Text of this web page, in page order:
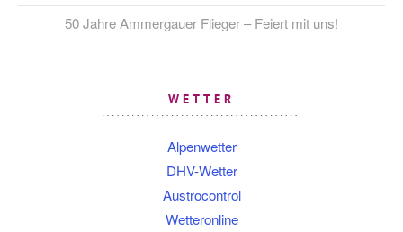
50 Jahre Ammergauer Flieger – Feiert mit uns!
WETTER
Alpenwetter
DHV-Wetter
Austrocontrol
Wetteronline